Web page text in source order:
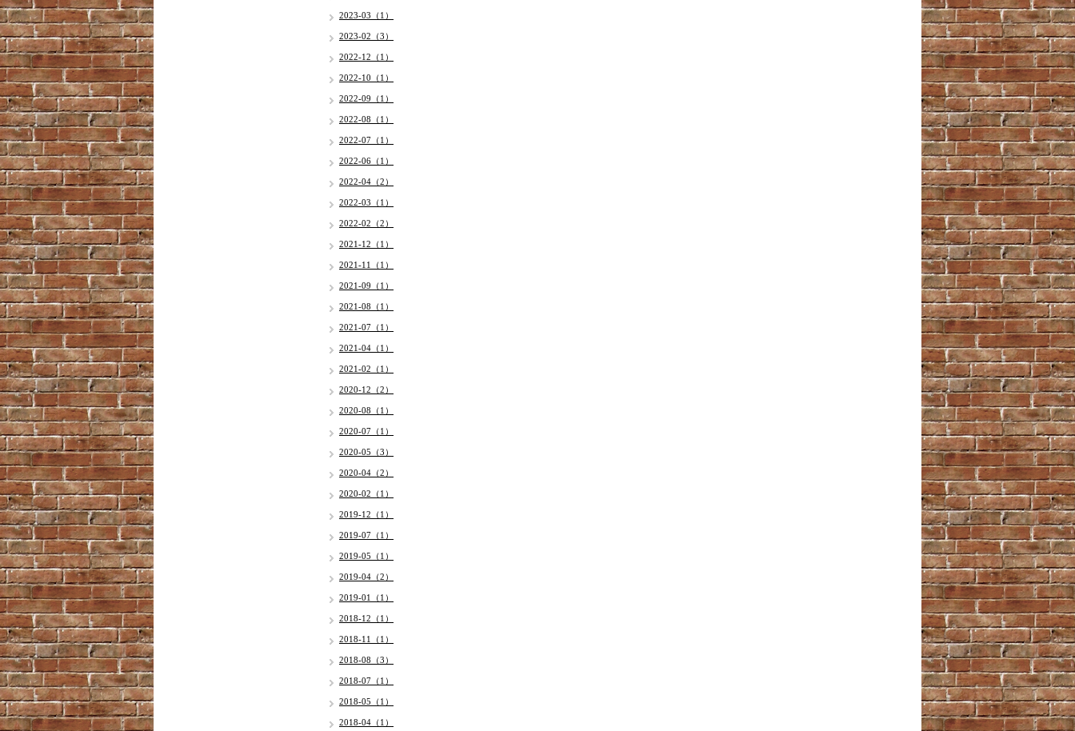
2023-03（1）
2023-02（3）
2022-12（1）
2022-10（1）
2022-09（1）
2022-08（1）
2022-07（1）
2022-06（1）
2022-04（2）
2022-03（1）
2022-02（2）
2021-12（1）
2021-11（1）
2021-09（1）
2021-08（1）
2021-07（1）
2021-04（1）
2021-02（1）
2020-12（2）
2020-08（1）
2020-07（1）
2020-05（3）
2020-04（2）
2020-02（1）
2019-12（1）
2019-07（1）
2019-05（1）
2019-04（2）
2019-01（1）
2018-12（1）
2018-11（1）
2018-08（3）
2018-07（1）
2018-05（1）
2018-04（1）